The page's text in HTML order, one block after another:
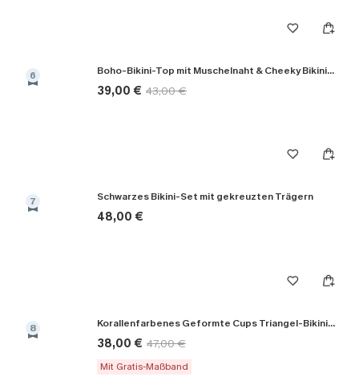
6 Boho-Bikini-Top mit Muschelnaht & Cheeky Bikinihose
39,00 € 43,00 €
7 Schwarzes Bikini-Set mit gekreuzten Trägern
48,00 €
8 Korallenfarbenes Geformte Cups Triangel-Bikini-Set
38,00 € 47,00 €
Mit Gratis-Maßband